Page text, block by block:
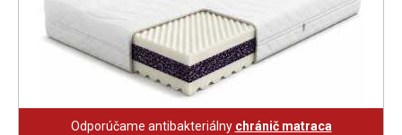
Odporúčame antibakteriálny chránič matraca